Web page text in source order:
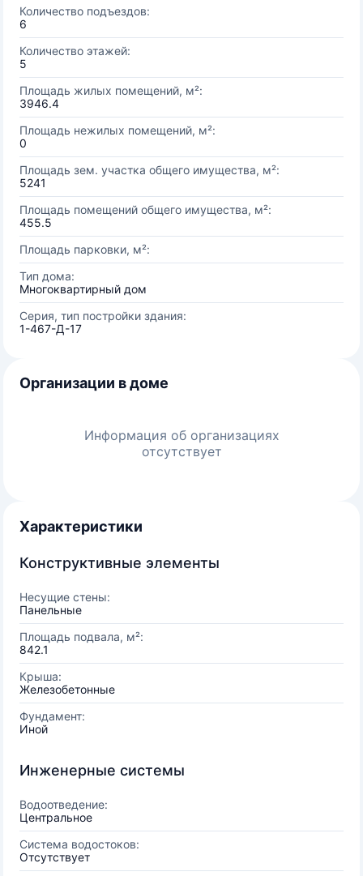
Количество подъездов:
6
Количество этажей:
5
Площадь жилых помещений, м²:
3946.4
Площадь нежилых помещений, м²:
0
Площадь зем. участка общего имущества, м²:
5241
Площадь помещений общего имущества, м²:
455.5
Площадь парковки, м²:
Тип дома:
Многоквартирный дом
Серия, тип постройки здания:
1-467-Д-17
Организации в доме
Информация об организациях
отсутствует
Характеристики
Конструктивные элементы
Несущие стены:
Панельные
Площадь подвала, м²:
842.1
Крыша:
Железобетонные
Фундамент:
Иной
Инженерные системы
Водоотведение:
Центральное
Система водостоков:
Отсутствует